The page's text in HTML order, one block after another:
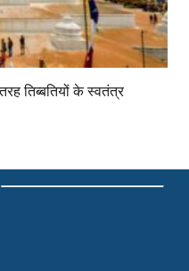
तिब्बतियों के स्वतंत्र